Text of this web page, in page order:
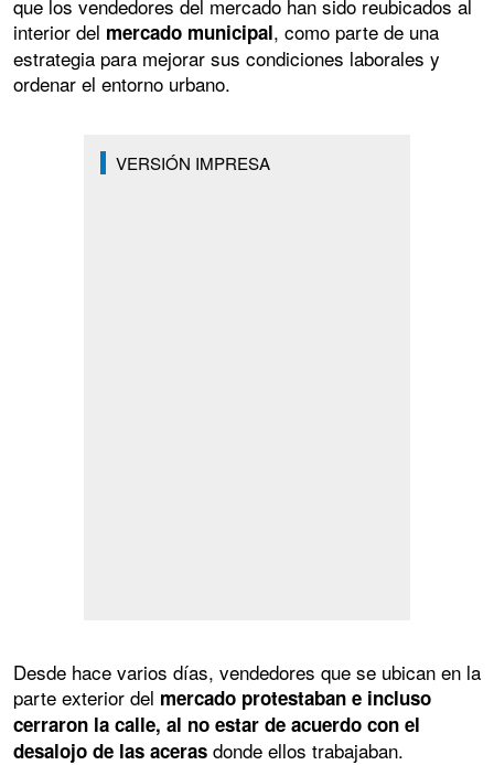
que los vendedores del mercado han sido reubicados al
interior del mercado municipal, como parte de una
estrategia para mejorar sus condiciones laborales y
ordenar el entorno urbano.
VERSIÓN IMPRESA
Desde hace varios días, vendedores que se ubican en la
parte exterior del mercado protestaban e incluso
cerraron la calle, al no estar de acuerdo con el
desalojo de las aceras donde ellos trabajaban.